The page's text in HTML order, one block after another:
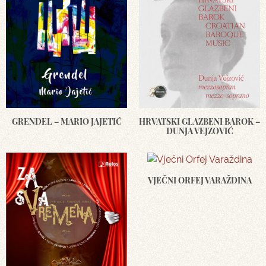
GRENDEL – MARIO JAJETIĆ
HRVATSKI GLAZBENI BAROK –
DUNJA VEJZOVIĆ
VJEČNI ORFEJ VARAŽDINA